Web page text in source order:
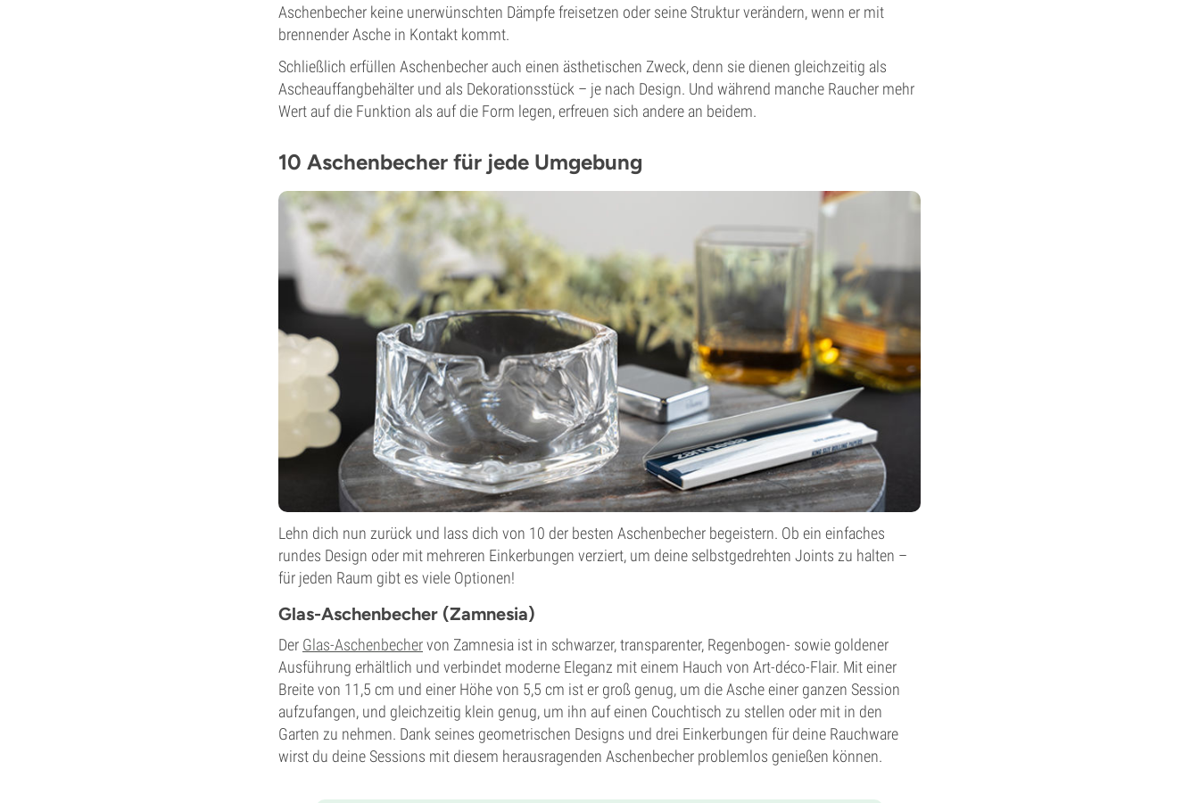
Aschenbecher keine unerwünschten Dämpfe freisetzen oder seine Struktur verändern, wenn er mit
brennender Asche in Kontakt kommt.
Schließlich erfüllen Aschenbecher auch einen ästhetischen Zweck, denn sie dienen gleichzeitig als
Ascheauffangbehälter und als Dekorationsstück – je nach Design. Und während manche Raucher mehr
Wert auf die Funktion als auf die Form legen, erfreuen sich andere an beidem.
10 Aschenbecher für jede Umgebung
Lehn dich nun zurück und lass dich von 10 der besten Aschenbecher begeistern. Ob ein einfaches
rundes Design oder mit mehreren Einkerbungen verziert, um deine selbstgedrehten Joints zu halten –
für jeden Raum gibt es viele Optionen!
Glas-Aschenbecher (Zamnesia)
Der Glas-Aschenbechervon Zamnesia ist in schwarzer, transparenter, Regenbogen- sowie goldener
Ausführung erhältlich und verbindet moderne Eleganz mit einem Hauch von Art-déco-Flair. Mit einer
Breite von 11,5 cm und einer Höhe von 5,5 cm ist er groß genug, um die Asche einer ganzen Session
aufzufangen, und gleichzeitig klein genug, um ihn auf einen Couchtisch zu stellen oder mit in den
Garten zu nehmen. Dank seines geometrischen Designs und drei Einkerbungen für deine Rauchware
wirst du deine Sessions mit diesem herausragenden Aschenbecher problemlos genießen können.